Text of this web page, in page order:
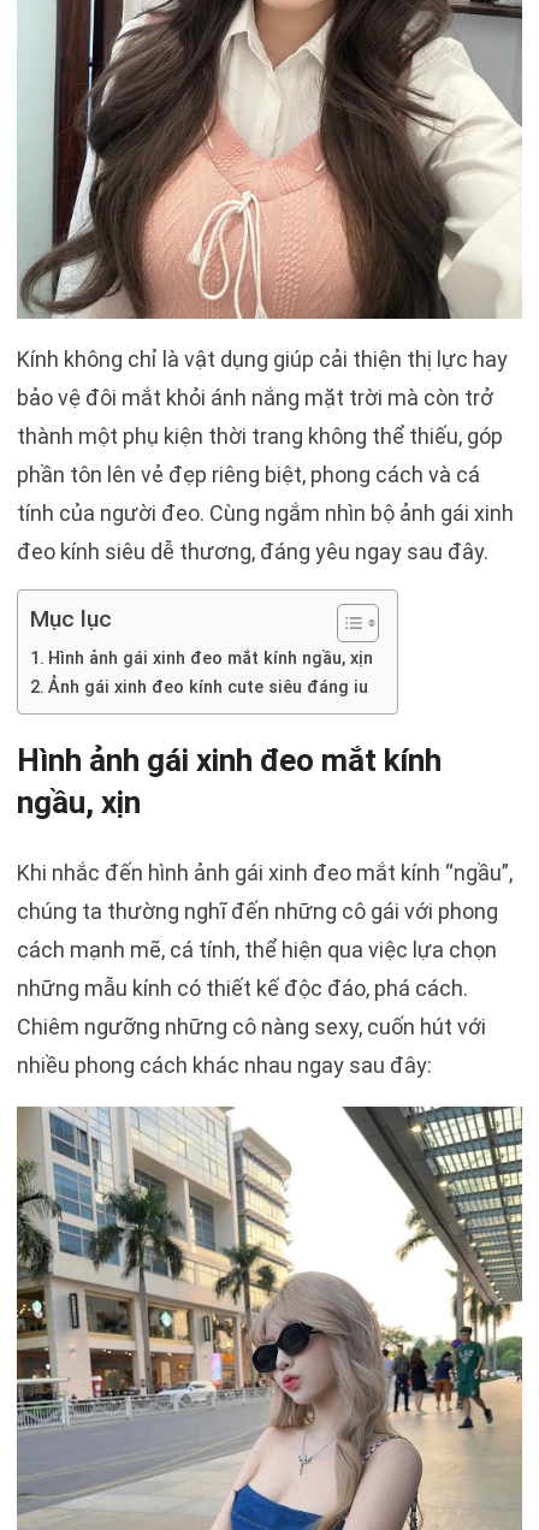
Kính không chỉ là vật dụng giúp cải thiện thị lực hay
bảo vệ đôi mắt khỏi ánh nắng mặt trời mà còn trở
thành một phụ kiện thời trang không thể thiếu, góp
phần tôn lên vẻ đẹp riêng biệt, phong cách và cá
tính của người đeo. Cùng ngắm nhìn bộ ảnh gái xinh
đeo kính siêu dễ thương, đáng yêu ngay sau đây.
Mục lục
Hình ảnh gái xinh đeo mắt kính ngầu, xịn
Ảnh gái xinh đeo kính cute siêu đáng iu
Hình ảnh gái xinh đeo mắt kính
ngầu, xịn
Khi nhắc đến hình ảnh gái xinh đeo mắt kính “ngầu”,
chúng ta thường nghĩ đến những cô gái với phong
cách mạnh mẽ, cá tính, thể hiện qua việc lựa chọn
những mẫu kính có thiết kế độc đáo, phá cách.
Chiêm ngưỡng những cô nàng sexy, cuốn hút với
nhiều phong cách khác nhau ngay sau đây: